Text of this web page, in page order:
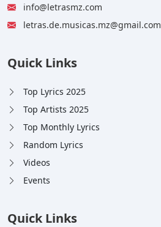
info@letrasmz.com
letras.de.musicas.mz@gmail.com
Quick Links
Top Lyrics 2025
Top Artists 2025
Top Monthly Lyrics
Random Lyrics
Videos
Events
Quick Links